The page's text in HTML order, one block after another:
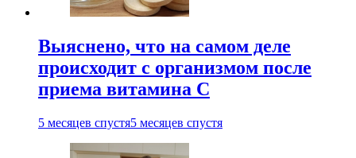
Выяснено, что на самом деле
происходит с организмом после
приема витамина С
5 месяцев спустя5 месяцев спустя